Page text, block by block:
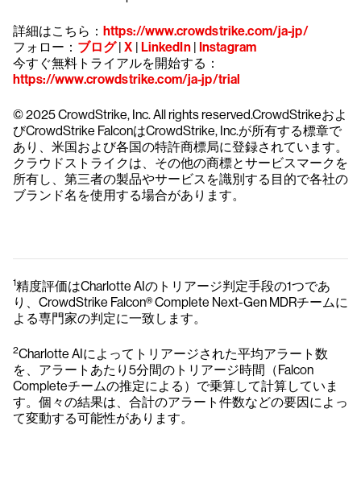
詳細はこちら： https://www.crowdstrike.com/ja-jp/
フォロー： ブログ|X | LinkedIn | Instagram
今すぐ無料トライアルを開始する：
https://www.crowdstrike.com/ja-jp/trial
© 2025 CrowdStrike, Inc. All rights reserved.CrowdStrikeおよ
びCrowdStrike FalconはCrowdStrike, Inc.が所有する標章で
あり、米国および各国の特許商標局に登録されています。
クラウドストライクは、その他の商標とサービスマークを
所有し、第三者の製品やサービスを識別する目的で各社の
ブランド名を使用する場合があります。
1精度評価はCharlotte AIのトリアージ判定手段の1つであ
り、CrowdStrike Falcon® Complete Next-Gen MDRチームに
よる専門家の判定に一致します。
2Charlotte AIによってトリアージされた平均アラート数
を、アラートあたり5分間のトリアージ時間（Falcon
Completeチームの推定による）で乗算して計算していま
す。個々の結果は、合計のアラート件数などの要因によっ
て変動する可能性があります。